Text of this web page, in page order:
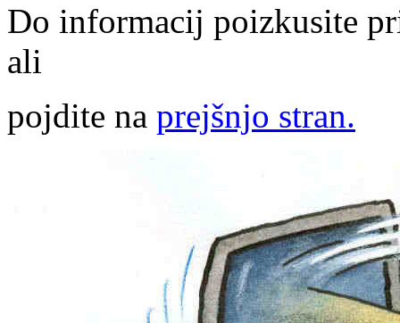
Do informacij poizkusite
ali
pojdite na prejšnjo stran.